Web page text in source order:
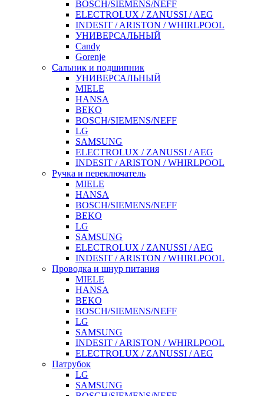
BOSCH/SIEMENS/NEFF
ELECTROLUX / ZANUSSI / AEG
INDESIT / ARISTON / WHIRLPOOL
УНИВЕРСАЛЬНЫЙ
Candy
Gorenje
Сальник и подшипник
УНИВЕРСАЛЬНЫЙ
MIELE
HANSA
BEKO
BOSCH/SIEMENS/NEFF
LG
SAMSUNG
ELECTROLUX / ZANUSSI / AEG
INDESIT / ARISTON / WHIRLPOOL
Ручка и переключатель
MIELE
HANSA
BOSCH/SIEMENS/NEFF
BEKO
LG
SAMSUNG
ELECTROLUX / ZANUSSI / AEG
INDESIT / ARISTON / WHIRLPOOL
Проводка и шнур питания
MIELE
HANSA
BEKO
BOSCH/SIEMENS/NEFF
LG
SAMSUNG
INDESIT / ARISTON / WHIRLPOOL
ELECTROLUX / ZANUSSI / AEG
Патрубок
LG
SAMSUNG